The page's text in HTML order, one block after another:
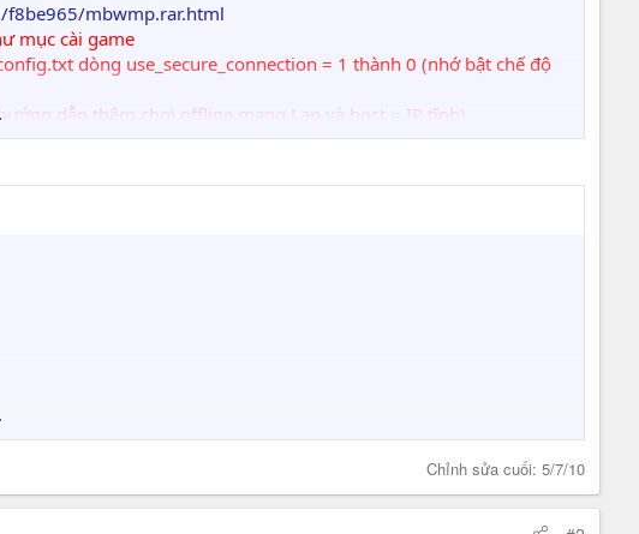
mbwmp.rar.html
mục cài game
dòng use_secure_connection = 1 thành 0 (nhớ bật chế độ
dẫn thêm chơi offline mạng Lan và host = IP tĩnh)​
sử dụng phần Local Area Network để xem list server​
Chỉnh sửa cuối: 5/7/10